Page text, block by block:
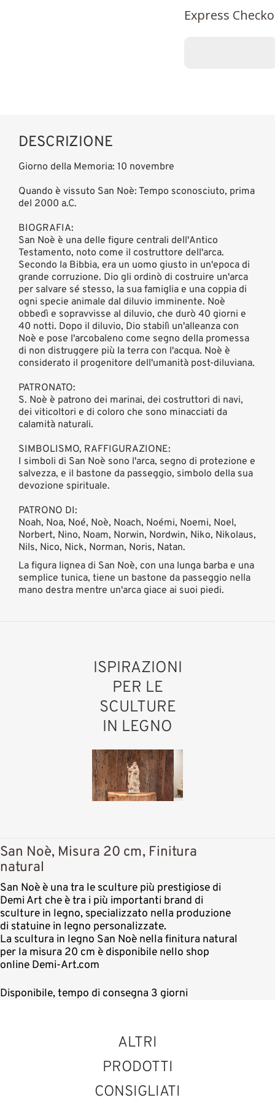
Express
DESCRIZIONE
Giorno della Memoria: 10 novembre
Quando è vissuto San Noè: Tempo sconosciuto, prima
del 2000 a.C.
BIOGRAFIA:
San Noè è una delle figure centrali dell'Antico
Testamento, noto come il costruttore dell'arca.
Secondo la Bibbia, era un uomo giusto in un'epoca di
grande corruzione. Dio gli ordinò di costruire un'arca
per salvare sé stesso, la sua famiglia e una coppia di
ogni specie animale dal diluvio imminente. Noè
obbedì e sopravvisse al diluvio, che durò 40 giorni e
40 notti. Dopo il diluvio, Dio stabilì un'alleanza con
Noè e pose l'arcobaleno come segno della promessa
di non distruggere più la terra con l'acqua. Noè è
considerato il progenitore dell'umanità post-diluviana.
PATRONATO:
S. Noè è patrono dei marinai, dei costruttori di navi,
dei viticoltori e di coloro che sono minacciati da
calamità naturali.
SIMBOLISMO, RAFFIGURAZIONE:
I simboli di San Noè sono l'arca, segno di protezione e
salvezza, e il bastone da passeggio, simbolo della sua
devozione spirituale.
PATRONO DI:
Noah, Noa, Noé, Noè, Noach, Noémi, Noemi, Noel,
Norbert, Nino, Noam, Norwin, Nordwin, Niko, Nikolaus,
Nils, Nico, Nick, Norman, Noris, Natan.
La figura lignea di San Noè, con una lunga barba e una
semplice tunica, tiene un bastone da passeggio nella
mano destra mentre un'arca giace ai suoi piedi.
ISPIRAZIONI
PER LE
SCULTURE
IN LEGNO
San Noè, Misura 20 cm, Finitura
natural
San Noè è una tra le sculture più prestigiose di
Demi Art che è tra i più importanti brand di
sculture in legno, specializzato nella produzione
di statuine in legno personalizzate.
La scultura in legno San Noè nella finitura natural
per la misura 20 cm è disponibile nello shop
online Demi-Art.com
Disponibile, tempo di consegna 3 giorni
ALTRI
PRODOTTI
CONSIGLIATI